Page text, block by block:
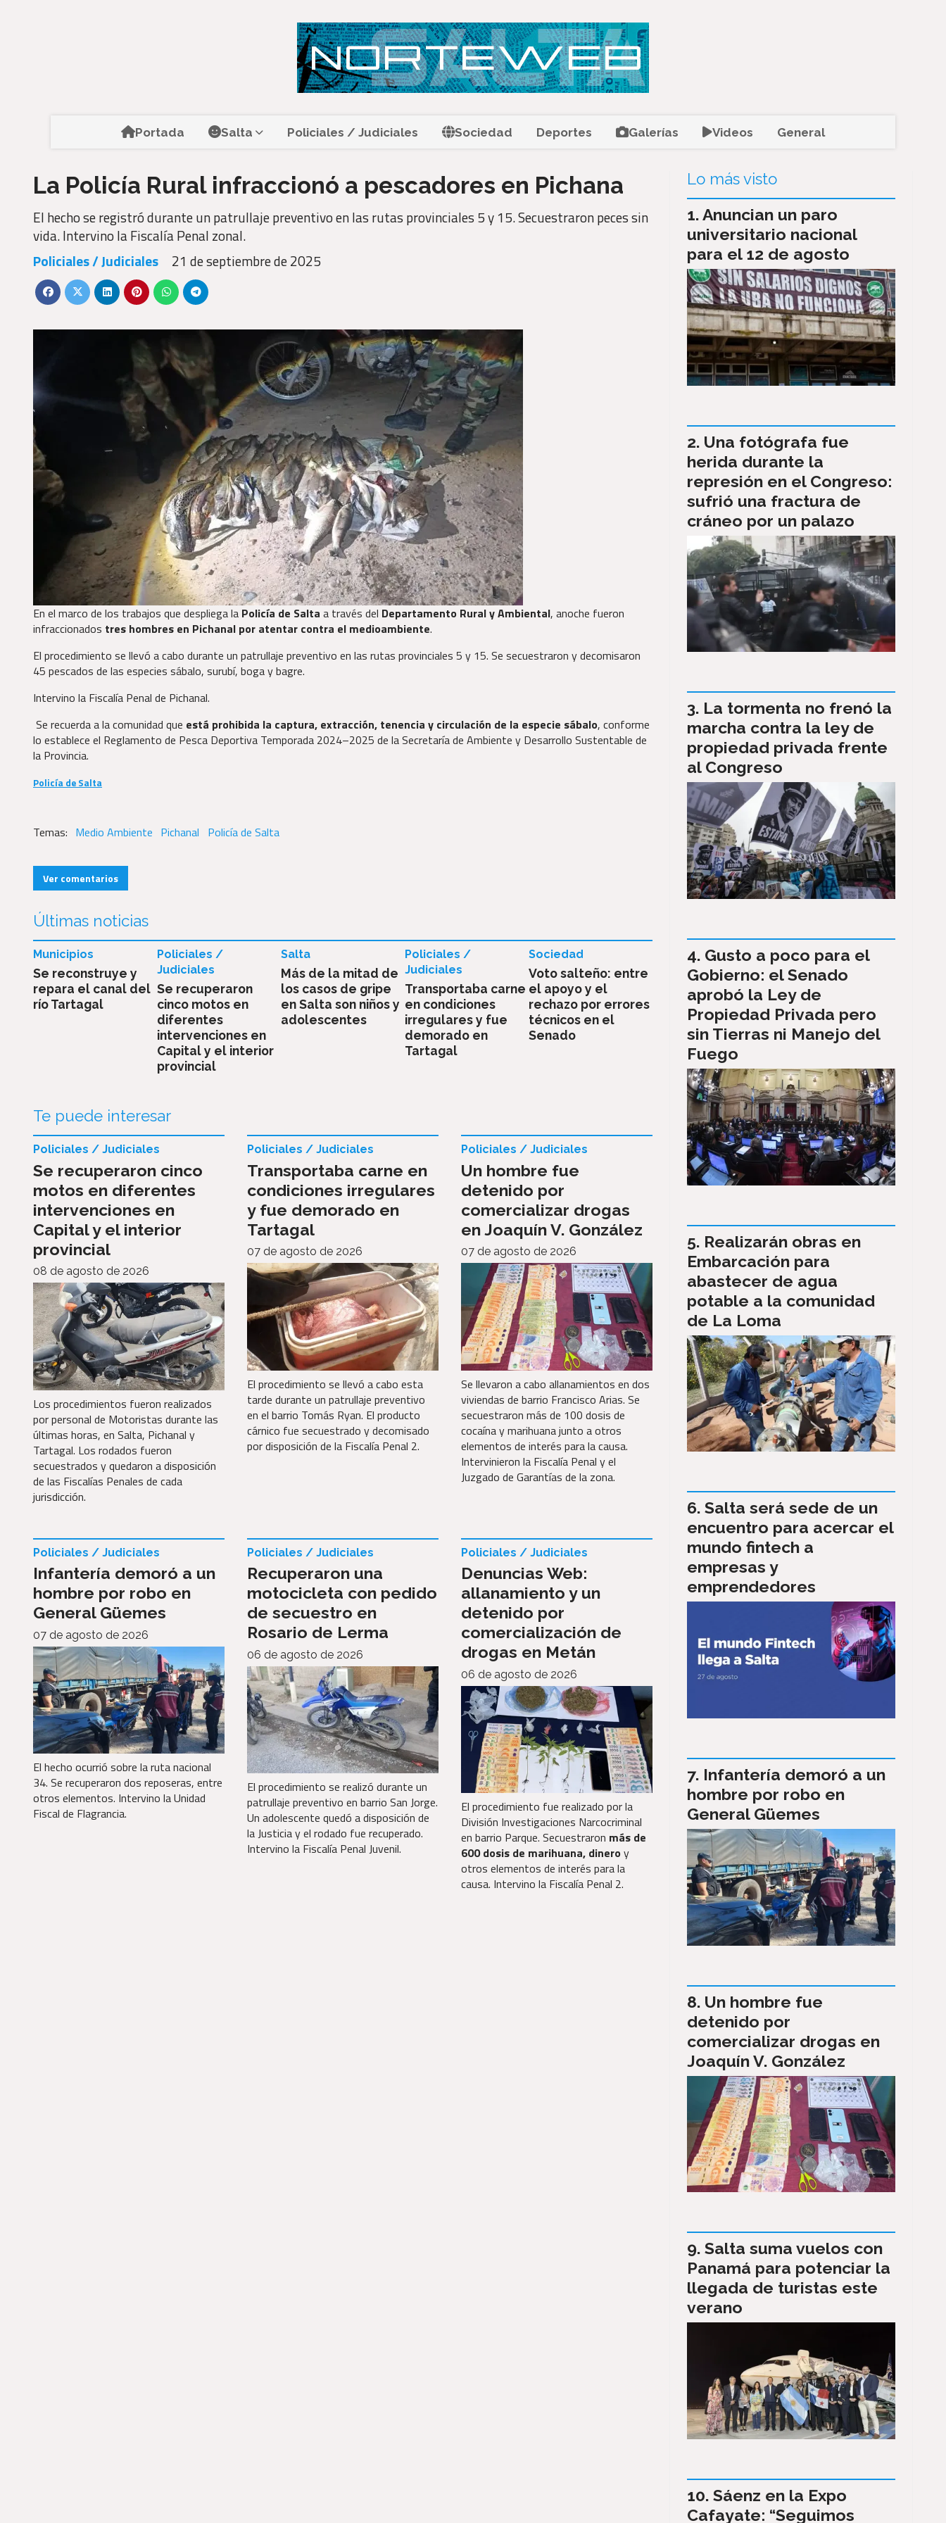
Portada Salta Policiales / Judiciales Sociedad Deportes Galerías Videos General
La Policía Rural infraccionó a pescadores en Pichana
El hecho se registró durante un patrullaje preventivo en las rutas provinciales 5 y 15. Secuestraron peces sin
vida. Intervino la Fiscalía Penal zonal.
Policiales / Judiciales
21 de septiembre de 2025
En el marco de los trabajos que despliega la Policía de Salta a través del Departamento Rural y Ambiental, anoche fueron
infraccionados tres hombres en Pichanal por atentar contra el medioambiente.
El procedimiento se llevó a cabo durante un patrullaje preventivo en las rutas provinciales 5 y 15. Se secuestraron y decomisaron
45 pescados de las especies sábalo, surubí, boga y bagre.
Intervino la Fiscalía Penal de Pichanal.
Se recuerda a la comunidad que está prohibida la captura, extracción, tenencia y circulación de la especie sábalo, conforme
lo establece el Reglamento de Pesca Deportiva Temporada 2024–2025 de la Secretaría de Ambiente y Desarrollo Sustentable de
la Provincia.
Policía de Salta
Medio Ambiente Pichanal Policía de Salta
Ver comentarios
Últimas noticias
Se reconstruye y
repara el canal del
río Tartagal
Municipios
Se recuperaron
cinco motos en
diferentes
intervenciones en
Capital y el interior
provincial
Policiales /
Judiciales
Más de la mitad de
los casos de gripe
en Salta son niños y
adolescentes
Salta
Transportaba carne
en condiciones
irregulares y fue
demorado en
Tartagal
Policiales /
Judiciales
Voto salteño: entre
el apoyo y el
rechazo por errores
técnicos en el
Senado
Sociedad
Te puede interesar
Se recuperaron cinco
motos en diferentes
intervenciones en
Capital y el interior
provincial
Policiales / Judiciales
08 de agosto de 2026
Los procedimientos fueron realizados
por personal de Motoristas durante las
últimas horas, en Salta, Pichanal y
Tartagal. Los rodados fueron
secuestrados y quedaron a disposición
de las Fiscalías Penales de cada
jurisdicción.
Transportaba carne en
condiciones irregulares
y fue demorado en
Tartagal
Policiales / Judiciales
07 de agosto de 2026
El procedimiento se llevó a cabo esta
tarde durante un patrullaje preventivo
en el barrio Tomás Ryan. El producto
cárnico fue secuestrado y decomisado
por disposición de la Fiscalía Penal 2.
Un hombre fue
detenido por
comercializar drogas
en Joaquín V. González
Policiales / Judiciales
07 de agosto de 2026
Se llevaron a cabo allanamientos en dos
viviendas de barrio Francisco Arias. Se
secuestraron más de 100 dosis de
cocaína y marihuana junto a otros
elementos de interés para la causa.
Intervinieron la Fiscalía Penal y el
Juzgado de Garantías de la zona.
Infantería demoró a un
hombre por robo en
General Güemes
Policiales / Judiciales
07 de agosto de 2026
El hecho ocurrió sobre la ruta nacional
34. Se recuperaron dos reposeras, entre
otros elementos. Intervino la Unidad
Fiscal de Flagrancia.
Recuperaron una
motocicleta con pedido
de secuestro en
Rosario de Lerma
Policiales / Judiciales
06 de agosto de 2026
El procedimiento se realizó durante un
patrullaje preventivo en barrio San Jorge.
Un adolescente quedó a disposición de
la Justicia y el rodado fue recuperado.
Intervino la Fiscalía Penal Juvenil.
Denuncias Web:
allanamiento y un
detenido por
comercialización de
drogas en Metán
Policiales / Judiciales
06 de agosto de 2026
El procedimiento fue realizado por la
División Investigaciones Narcocriminal
en barrio Parque. Secuestraron más de
600 dosis de marihuana, dinero y
otros elementos de interés para la
causa. Intervino la Fiscalía Penal 2.
Lo más visto
Anuncian un paro
universitario nacional
para el 12 de agosto
Una fotógrafa fue
herida durante la
represión en el Congreso:
sufrió una fractura de
cráneo por un palazo
La tormenta no frenó la
marcha contra la ley de
propiedad privada frente
al Congreso
Gusto a poco para el
Gobierno: el Senado
aprobó la Ley de
Propiedad Privada pero
sin Tierras ni Manejo del
Fuego
Realizarán obras en
Embarcación para
abastecer de agua
potable a la comunidad
de La Loma
Salta será sede de un
encuentro para acercar el
mundo fintech a
empresas y
emprendedores
Infantería demoró a un
hombre por robo en
General Güemes
Un hombre fue
detenido por
comercializar drogas en
Joaquín V. González
Salta suma vuelos con
Panamá para potenciar la
llegada de turistas este
verano
Sáenz en la Expo
Cafayate: “Seguimos